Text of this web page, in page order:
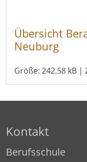
Übersicht
Neuburg
Größe: 242.58 kB |
Kontakt
Berufsschule